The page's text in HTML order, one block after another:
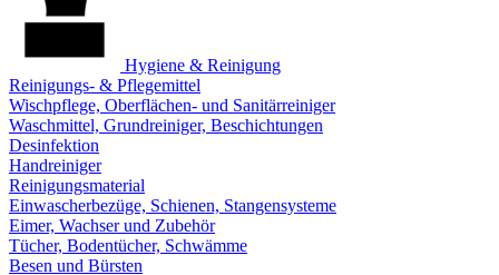
Hygiene & Reinigung
Reinigungs- & Pflegemittel
Wischpflege, Oberflächen- und Sanitärreiniger
Waschmittel, Grundreiniger, Beschichtungen
Desinfektion
Handreiniger
Reinigungsmaterial
Einwascherbezüge, Schienen, Stangensysteme
Eimer, Wachser und Zubehör
Tücher, Bodentücher, Schwämme
Besen und Bürsten